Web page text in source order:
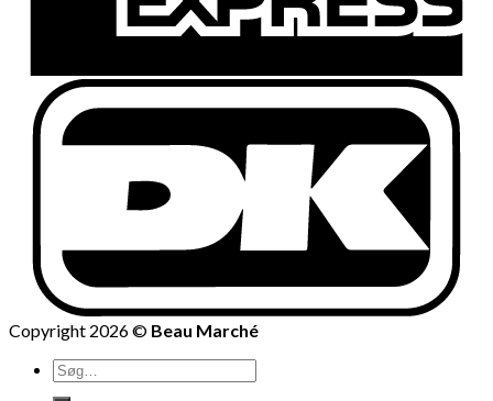
Copyright 2026 © Beau Marché
Søg
efter: